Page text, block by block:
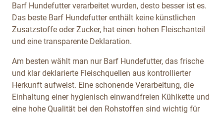
Barf Hundefutter verarbeitet wurden, desto besser ist es.
Das beste Barf Hundefutter enthält keine künstlichen
Zusatzstoffe oder Zucker, hat einen hohen Fleischanteil
und eine transparente Deklaration.
Am besten wählt man nur Barf Hundefutter, das frische
und klar deklarierte Fleischquellen aus kontrollierter
Herkunft aufweist. Eine schonende Verarbeitung, die
Einhaltung einer hygienisch einwandfreien Kühlkette und
eine hohe Qualität bei den Rohstoffen sind wichtig für